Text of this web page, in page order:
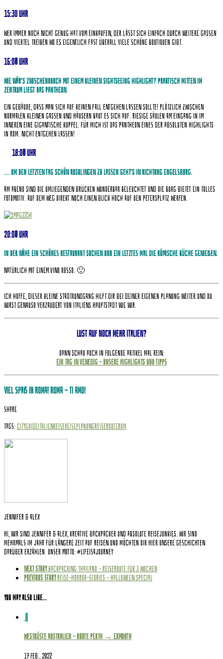
15:30 Uhr
Wer immer noch nicht genug hat vom Einkaufen, der lässt sich einfach durch weitere Gassen
und Viertel treiben wo es eigentlich fast überall viele schöne Boutiquen gibt.
16:00 Uhr
Wie wär’s zwischendurch mit einem kleinen Sightseeing Highlight? Praktisch mitten im
Zentrum liegt dasPantheon.
Ein Gebäude, dass man sich auf keinen Fall entgehen lassen sollte! Plötzlich zwischen
normalen kleinen Gassen und Häusern baut es sich auf. Riesige Säulen am Eingang in im
Inneren eine gigantische Kuppel. Für mich ist das Pantheon eines der absoluten Highlights
in Rom. Nicht entgehen lassen!
18:00 Uhr
… um den letzten Tag schön ausklingen zu lassen geht’s in Richtung Engelsburg.
Am Abend sind die umliegenden Brücken wunderbar beleuchtet und die Burg bietet ein tolles
Fotomotiv. Auf dem Weg direkt noch einen Blick hoch auf den Petersplatz werfen.
20:00 Uhr
In der Nähe ein schönes Restaurant suchen und ein letztes mal die römische Küche genießen.
Natürlich mit einem Vino Rosso. 🙂
Ich hoffe, dieser kleine Stadtrundgang hilft dir bei deiner eigenen Planung weiter und du
wirst genauso verzaubert von Italiens Hauptstadt wie wir.
Lust auf noch mehr Italien?
Dann schau auch in folgende Artikel mal rein:
Ein Tag in Venedig – Unsere Highlights und Tipps
Viel Spaß in Roma!Roma – ti amo!
Share
Tags: Cityguide ItalienReiseReiseplanungReiserouteRom
Jennifer & Alex
Hi, wir sind Jennifer & Alex, kreative Backpacker und absolute Reisejunkies. Wir sind
mehrmals im Jahr für längere Zeit auf Reisen und möchten dir hier unsere Geschichten
darüber erzählen. Unser Motto: #Lifeisajourney
Next story Backpacking Thailand – Reiseroute für 3 Wochen
Previous storyReise-Horror-Stories – Halloween Special
You may also like...
0
Westküste Australien – Route Perth → Exmouth
17 Feb., 2022